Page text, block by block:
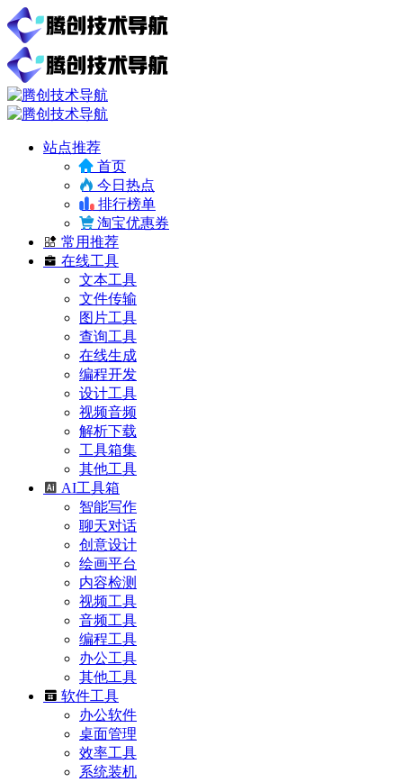
站点推荐
首页
今日热点
排行榜单
淘宝优惠券
常用推荐
在线工具
文本工具
文件传输
图片工具
查询工具
在线生成
编程开发
设计工具
视频音频
解析下载
工具箱集
其他工具
AI工具箱
智能写作
聊天对话
创意设计
绘画平台
内容检测
视频工具
音频工具
编程工具
办公工具
其他工具
软件工具
办公软件
桌面管理
效率工具
系统装机